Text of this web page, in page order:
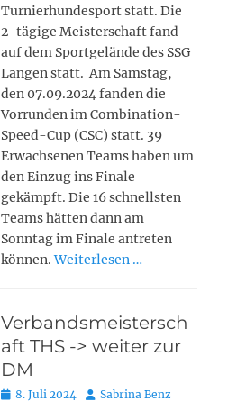
Turnierhundesport statt. Die
2-tägige Meisterschaft fand
auf dem Sportgelände des SSG
Langen statt. Am Samstag,
den 07.09.2024 fanden die
Vorrunden im Combination-
Speed-Cup (CSC) statt. 39
Erwachsenen Teams haben um
den Einzug ins Finale
gekämpft. Die 16 schnellsten
Teams hätten dann am
Sonntag im Finale antreten
können.Weiterlesen …
Verbandsmeistersch
aft THS -> weiter zur
DM
Posted
8. Juli 2024 AutorSabrina Benz